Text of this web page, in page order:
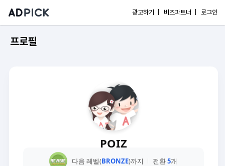
광고하기 | 비즈파트너 | 로그인
프로필
POIZ
다음 레벨(BRONZE)까지 전환5개